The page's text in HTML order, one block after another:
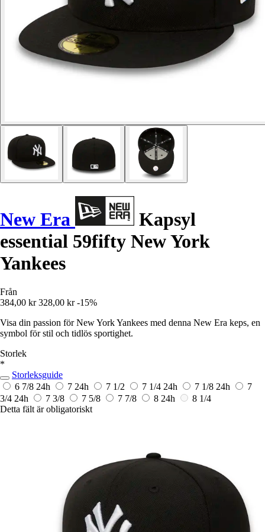
New Era
Kapsyl
essential 59fifty New York
Yankees
Från
384,00 kr 328,00 kr -15%
Visa din passion för New York Yankees med denna New Era keps, en
symbol för stil och tidlös sportighet.
Storlek
*
Storleksguide
6 7/8 24h 7 24h 7 1/2 7 1/4 24h 7 1/8 24h
7
3/4 24h 7 3/8 7 5/8 7 7/8 8 24h
8 1/4
Detta fält är obligatoriskt